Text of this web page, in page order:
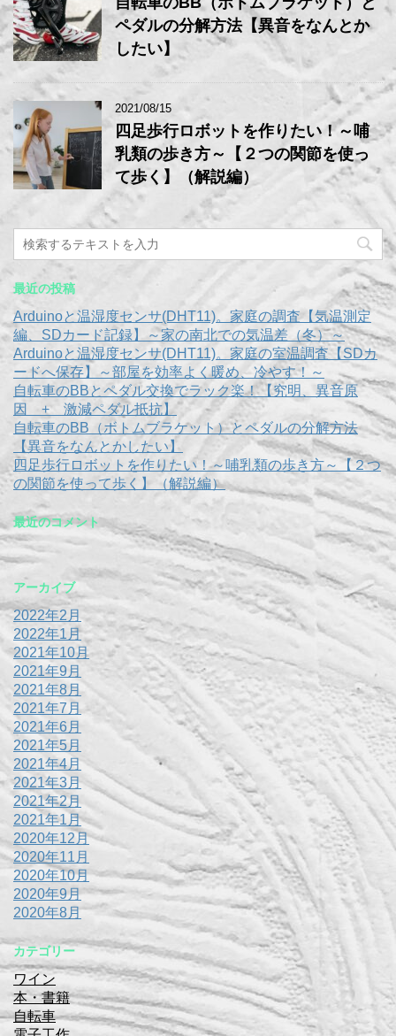
ペダルの分解方法【異音をなんとか
したい】
2021/08/15
四足歩行ロボットを作りたい！～哺
乳類の歩き方～【２つの関節を使っ
て歩く】（解説編）
最近の投稿
Arduinoと温湿度センサ(DHT11)。家庭の調査【気温測定
編、SDカード記録】～家の南北での気温差（冬）～
Arduinoと温湿度センサ(DHT11)。家庭の室温調査【SDカ
ードへ保存】～部屋を効率よく暖め、冷やす！～
自転車のBBとペダル交換でラック楽！【究明、異音原
因 + 激減ペダル抵抗】
自転車のBB（ボトムブラケット）とペダルの分解方法
【異音をなんとかしたい】
四足歩行ロボットを作りたい！～哺乳類の歩き方～【２つ
の関節を使って歩く】（解説編）
最近のコメント
アーカイブ
2022年2月
2022年1月
2021年10月
2021年9月
2021年8月
2021年7月
2021年6月
2021年5月
2021年4月
2021年3月
2021年2月
2021年1月
2020年12月
2020年11月
2020年10月
2020年9月
2020年8月
カテゴリー
ワイン
本・書籍
自転車